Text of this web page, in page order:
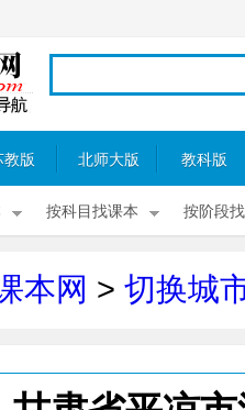
教版 北师大版 教科版
按科目找课本 按阶段
本网 > 切换城